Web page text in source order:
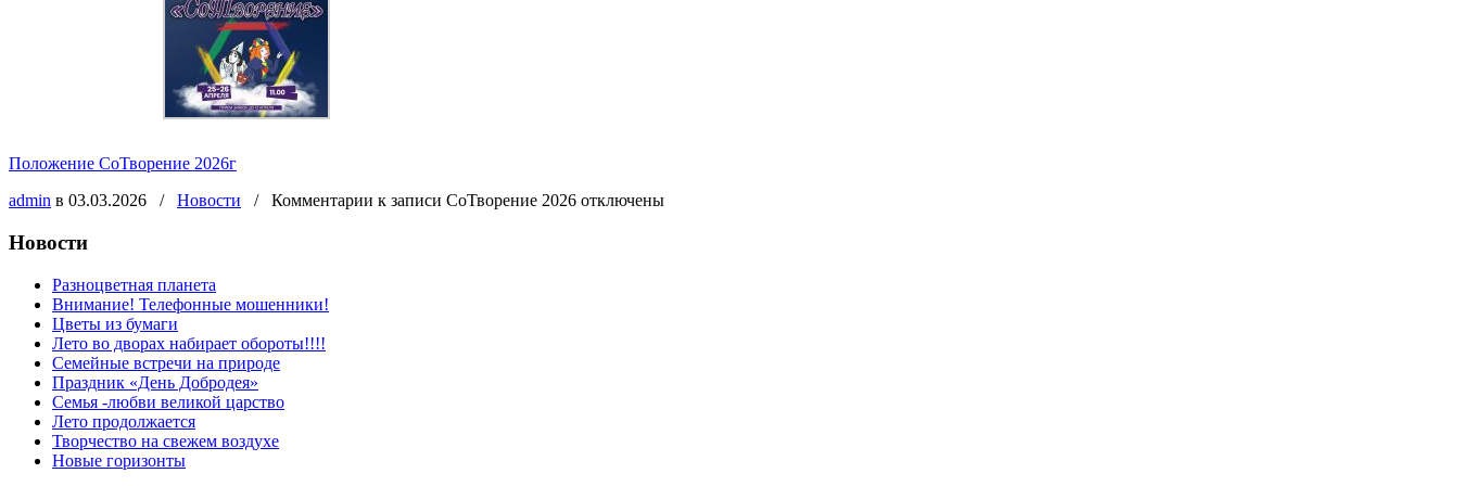
Положение СоТворение 2026г
admin в 03.03.2026 / Новости / Комментарии к записи СоТворение 2026 отключены
Новости
Разноцветная планета
Внимание! Телефонные мошенники!
Цветы из бумаги
Лето во дворах набирает обороты!!!!
Семейные встречи на природе
Праздник «День Добродея»
Семья -любви великой царство
Лето продолжается
Творчество на свежем воздухе
Новые горизонты